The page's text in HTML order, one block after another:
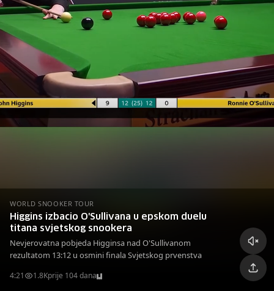
WORLD SNOOKER TOUR
Higgins izbacio O'Sullivana u epskom duelu
titana svjetskog snookera
Nevjerovatna pobjeda Higginsa nad O'Sullivanom
rezultatom 13:12 u osmini finala Svjetskog prvenstva
4:21 1.8Kprije 104 dana